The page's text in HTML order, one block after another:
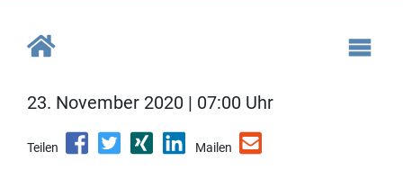
23. November 2020 | 07:00 Uhr
Teilen Mailen